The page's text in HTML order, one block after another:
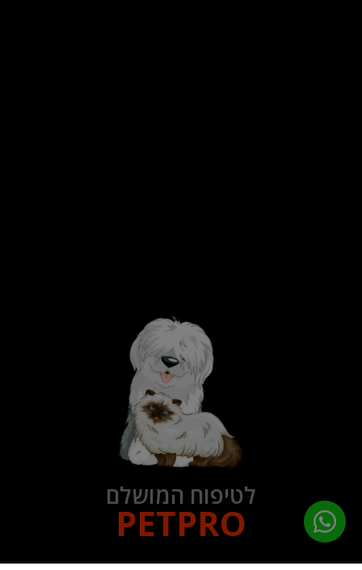
לטיפוח המושלם
PETPRO